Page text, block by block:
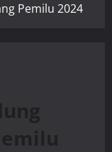
Pemilu 2024